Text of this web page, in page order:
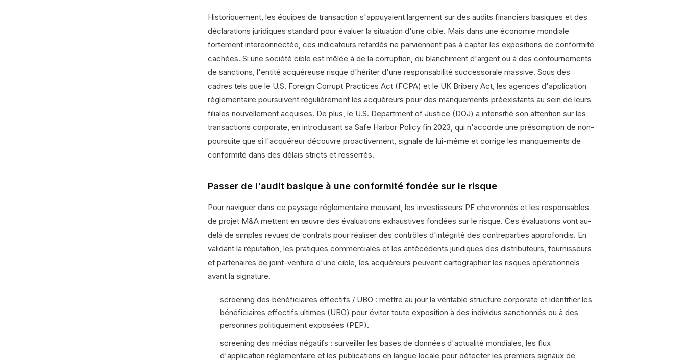
Historiquement, les équipes de transaction s'appuyaient largement sur des audits financiers basiques et des
déclarations juridiques standard pour évaluer la situation d'une cible. Mais dans une économie mondiale
fortement interconnectée, ces indicateurs retardés ne parviennent pas à capter les expositions de conformité
cachées. Si une société cible est mêlée à de la corruption, du blanchiment d'argent ou à des contournements
de sanctions, l'entité acquéreuse risque d'hériter d'une responsabilité successorale massive. Sous des
cadres tels que le U.S. Foreign Corrupt Practices Act (FCPA) et le UK Bribery Act, les agences d'application
réglementaire poursuivent régulièrement les acquéreurs pour des manquements préexistants au sein de leurs
filiales nouvellement acquises. De plus, le U.S. Department of Justice (DOJ) a intensifié son attention sur les
transactions corporate, en introduisant sa Safe Harbor Policy fin 2023, qui n'accorde une présomption de non-
poursuite que si l'acquéreur découvre proactivement, signale de lui-même et corrige les manquements de
conformité dans des délais stricts et resserrés.
Passer de l'audit basique à une conformité fondée sur le risque
Pour naviguer dans ce paysage réglementaire mouvant, les investisseurs PE chevronnés et les responsables
de projet M&A mettent en œuvre des évaluations exhaustives fondées sur le risque. Ces évaluations vont au-
delà de simples revues de contrats pour réaliser des contrôles d'intégrité des contreparties approfondis. En
validant la réputation, les pratiques commerciales et les antécédents juridiques des distributeurs, fournisseurs
et partenaires de joint-venture d'une cible, les acquéreurs peuvent cartographier les risques opérationnels
avant la signature.
screening des bénéficiaires effectifs / UBO : mettre au jour la véritable structure corporate et identifier les
bénéficiaires effectifs ultimes (UBO) pour éviter toute exposition à des individus sanctionnés ou à des
personnes politiquement exposées (PEP).
screening des médias négatifs : surveiller les bases de données d'actualité mondiales, les flux
d'application réglementaire et les publications en langue locale pour détecter les premiers signaux de